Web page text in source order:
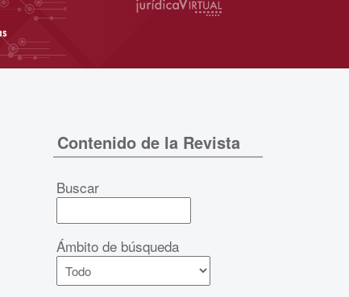
Contenido de la Revista
Buscar
Ámbito de búsqueda